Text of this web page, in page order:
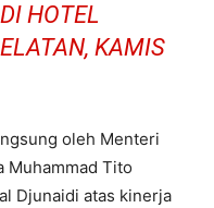
HOTEL
KAMIS
oleh Menteri
Muhammad Tito
Djunaidi atas kinerja